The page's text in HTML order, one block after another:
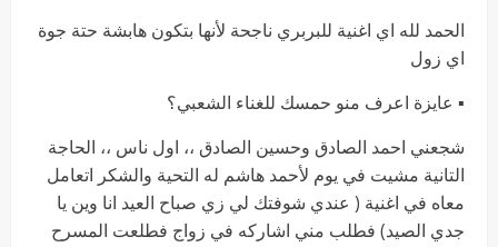
الحمد لله اي اغنية للبربري ناجحة لأنها بتكون هابشة حتة جوة
اي زول
▪︎ عايزة اعرف منو حمسك للغناء الشعبي؟
شجعني احمد الصادق وحسين الصادق ،، اول ناس ،، الحاجة
التانية مشيت في يوم لأحمد هاشم له التحية والشكر اتعامل
معاه في اغنية ( عندي شوفتك لي زي صباح العيد انا وين يا
جدي الصيد) فطلب مني اشاركه في زواج فطلعت المسرح